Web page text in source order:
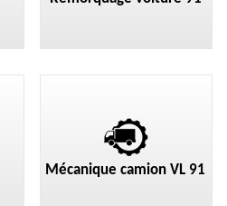
Mécanique camion VL 91